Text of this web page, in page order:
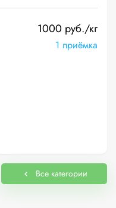
1000 руб./кг
1 приёмка
Все категории